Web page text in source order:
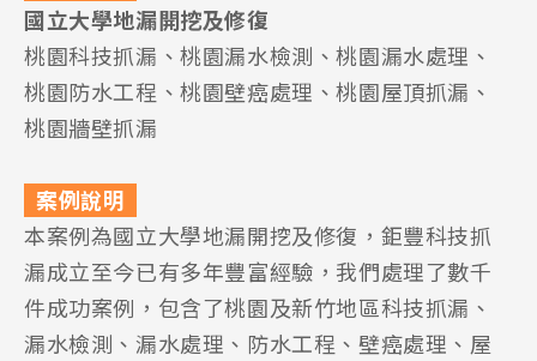
國立大學地漏開挖及修復
桃園科技抓漏、桃園漏水檢測、桃園漏水處理、
桃園防水工程、桃園壁癌處理、桃園屋頂抓漏、
桃園牆壁抓漏
案例說明
本案例為國立大學地漏開挖及修復，鉅豐科技抓
漏成立至今已有多年豐富經驗，我們處理了數千
件成功案例，包含了桃園及新竹地區科技抓漏、
漏水檢測、漏水處理、防水工程、壁癌處理、屋